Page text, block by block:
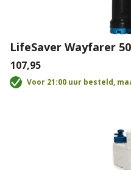
LifeSaver Wayfarer
€107,95
Voor 21:00 uur besteld,